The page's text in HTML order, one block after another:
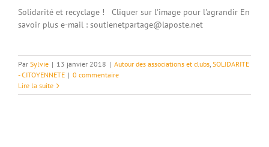
Solidarité et recyclage ! Cliquer sur l'image pour l'agrandir En
savoir plus e-mail : soutienetpartage@laposte.net
Par Sylvie | 13 janvier 2018 | Autour des associations et clubs, SOLIDARITE
- CITOYENNETE | 0 commentaire
Lire la suite